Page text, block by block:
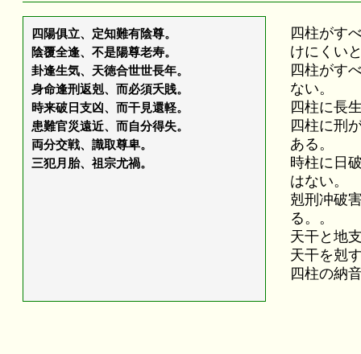
四陽俱立、定知難有陰尊。
陰覆全逢、不是陽尊老寿。
卦逢生気、天徳合世世長年。
身命逢刑返剋、而必須夭賎。
時来破日支凶、而干見還軽。
患難官災遠近、而自分得失。
両分交戦、識取尊卑。
三犯月胎、祖宗尤禍。
四柱がす
けにくい
四柱がす
ない。
四柱に長
四柱に刑
ある。
時柱に日
はない。
剋刑冲破
る。。
天干と地
天干を剋
四柱の納